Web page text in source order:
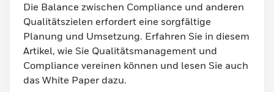
Die Balance zwischen Compliance und anderen
Qualitätszielen erfordert eine sorgfältige
Planung und Umsetzung. Erfahren Sie in diesem
Artikel, wie Sie Qualitätsmanagement und
Compliance vereinen können und lesen Sie auch
das White Paper dazu.